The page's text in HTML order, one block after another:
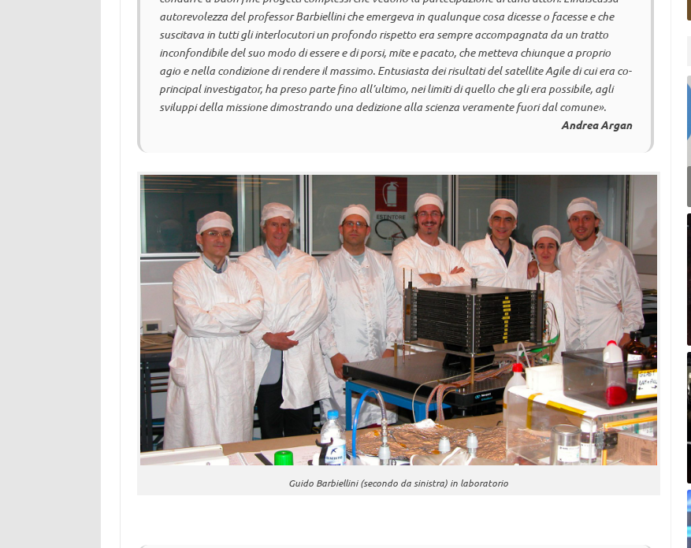
autorevolezza del professor Barbiellini che emergeva in qualunque cosa dicesse o facesse e che
suscitava in tutti gli interlocutori un profondo rispetto era sempre accompagnata da un tratto
inconfondibile del suo modo di essere e di porsi, mite e pacato, che metteva chiunque a proprio
agio e nella condizione di rendere il massimo. Entusiasta dei risultati del satellite Agile di cui era co-
principal investigator, ha preso parte fino all’ultimo, nei limiti di quello che gli era possibile, agli
sviluppi della missione dimostrando una dedizione alla scienza veramente fuori dal comune».
Andrea Argan
Guido Barbiellini (secondo da sinistra) in laboratorio